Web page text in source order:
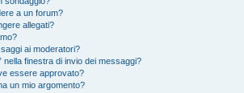
a un forum?
allegati?
ai moderatori?
nella finestra di invio dei messaggi?
essere approvato?
un mio argomento?